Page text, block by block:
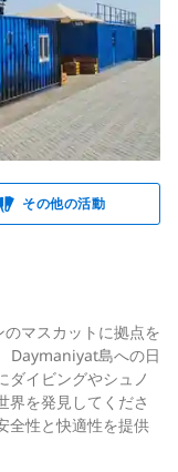
その他の活動
マスカットに拠点を
Daymaniyat島への日
ダイビングやシュノ
界を発見してくださ
全性と快適性を提供